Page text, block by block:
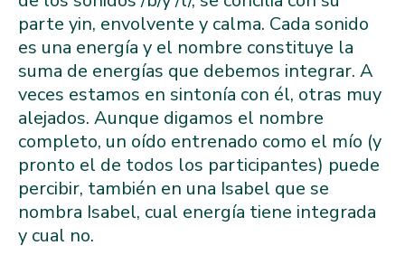
parte yin, envolvente y calma. Cada sonido
es una energía y el nombre constituye la
suma de energías que debemos integrar. A
veces estamos en sintonía con él, otras muy
alejados. Aunque digamos el nombre
completo, un oído entrenado como el mío (y
pronto el de todos los participantes) puede
percibir, también en una Isabel que se
nombra Isabel, cual energía tiene integrada
y cual no.